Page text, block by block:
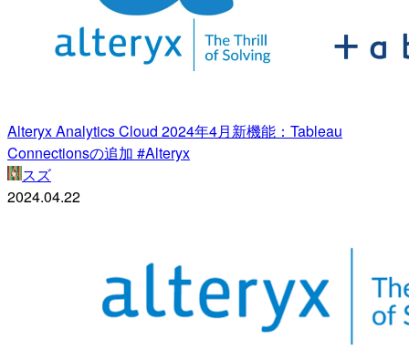
Alteryx Analytics Cloud 2024年4月新機能：Tableau
Connectionsの追加 #Alteryx
スズ
2024.04.22